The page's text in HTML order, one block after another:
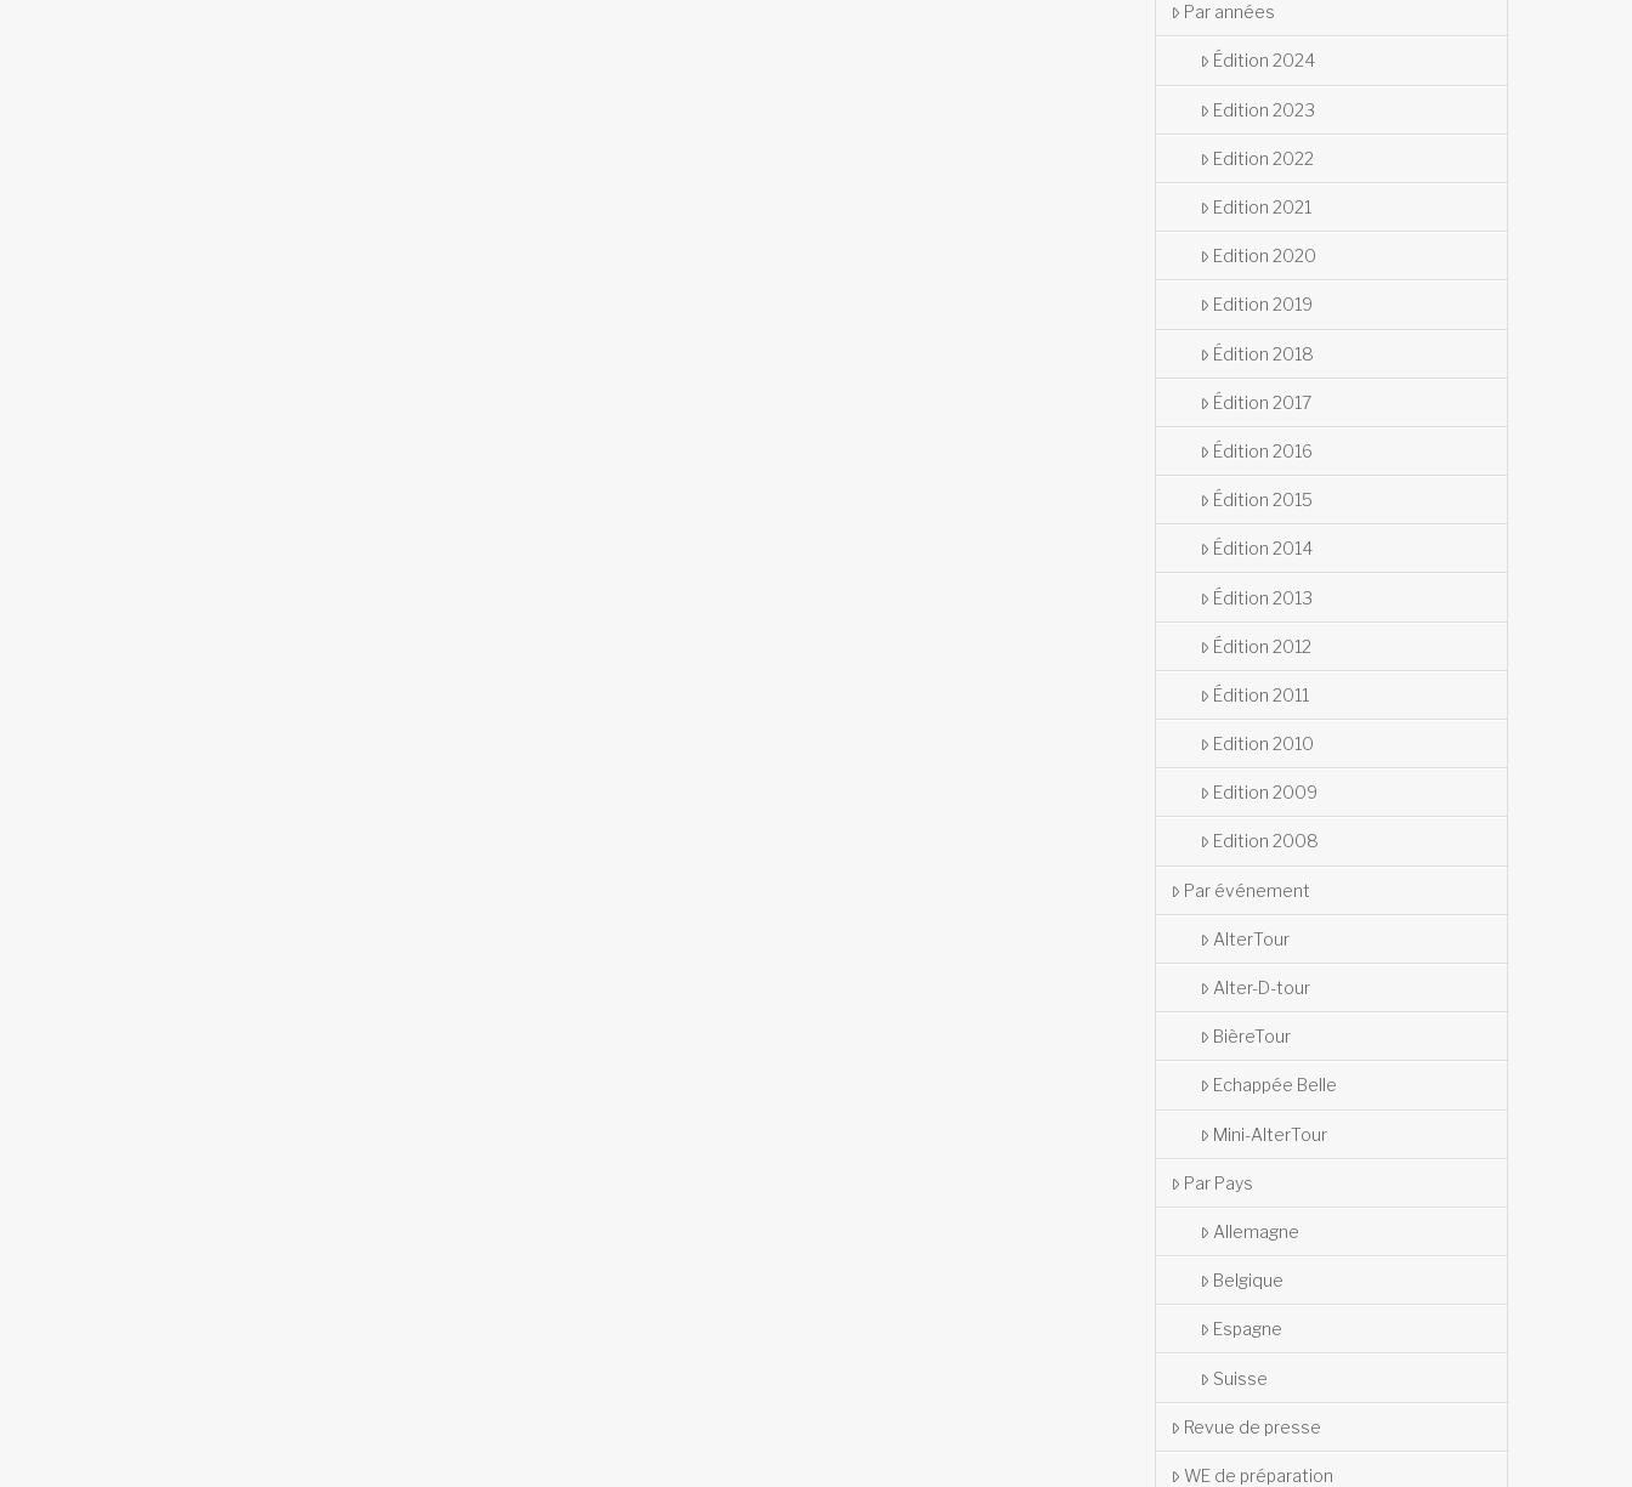
Par années
Édition 2024
Edition 2023
Edition 2022
Edition 2021
Edition 2020
Edition 2019
Édition 2018
Édition 2017
Édition 2016
Édition 2015
Édition 2014
Édition 2013
Édition 2012
Édition 2011
Edition 2010
Edition 2009
Edition 2008
Par événement
AlterTour
Alter-D-tour
BièreTour
Echappée Belle
Mini-AlterTour
Par Pays
Allemagne
Belgique
Espagne
Suisse
Revue de presse
WE de préparation